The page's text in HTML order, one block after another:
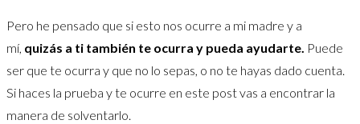
Pero he pensado que si esto nos ocurre a mi madre y a
mí, quizás a ti también te ocurra y pueda ayudarte. Puede
ser que te ocurra y que no lo sepas, o no te hayas dado cuenta.
Si haces la prueba y te ocurre en este post vas a encontrar la
manera de solventarlo.